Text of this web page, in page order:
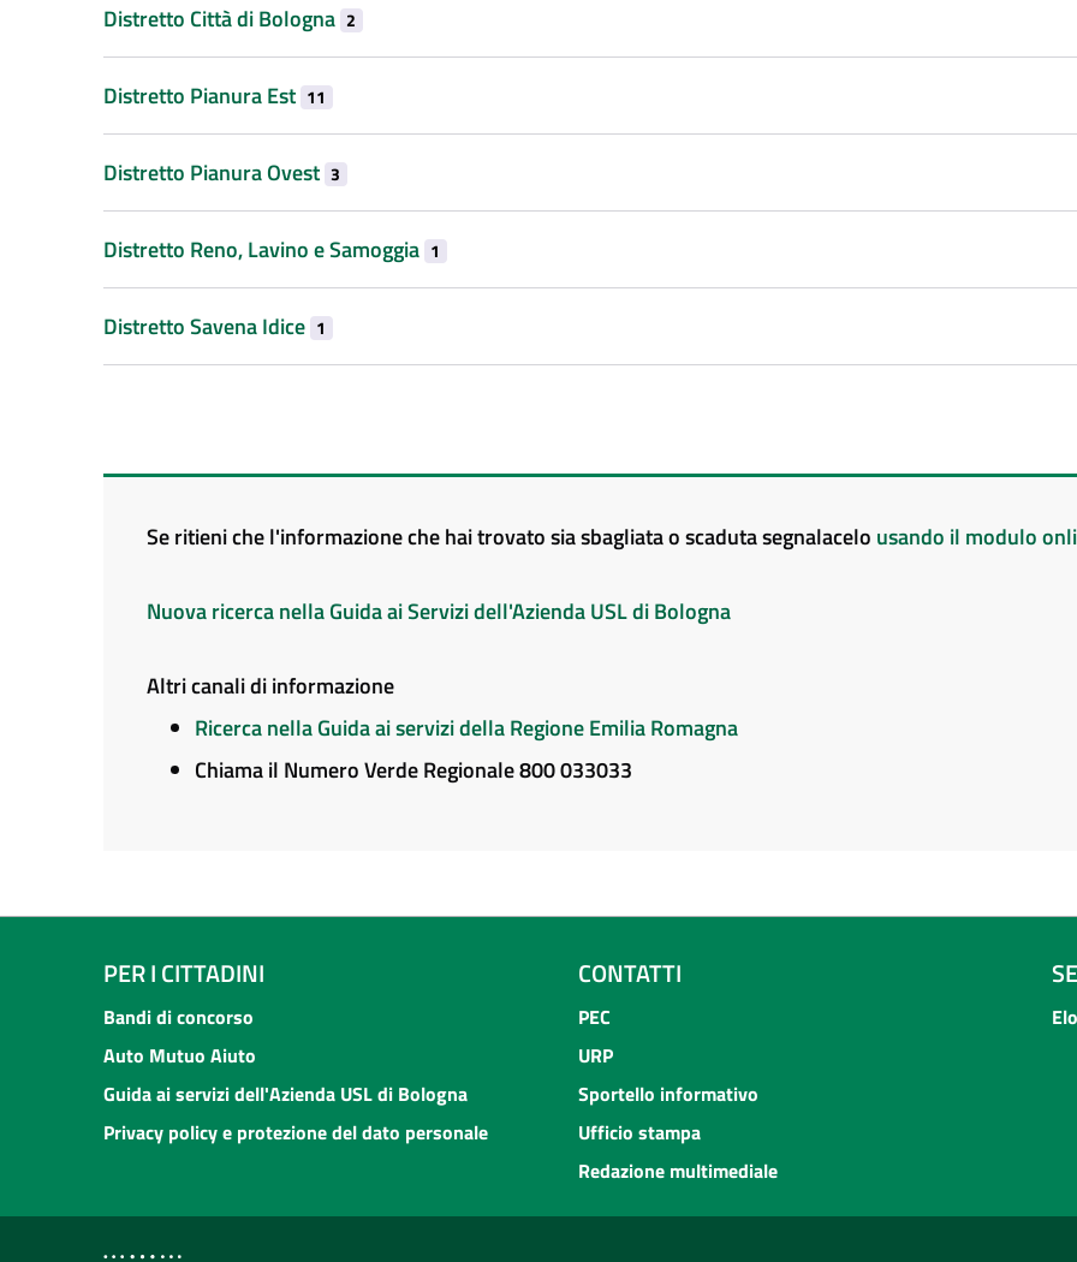
Distretto Città di Bologna 2
Distretto Pianura Est 11
Distretto Pianura Ovest 3
Distretto Reno, Lavino e Samoggia 1
Distretto Savena Idice 1
Se ritieni che l'informazione che hai trovato sia sbagliata o scaduta segnalacelo usando il modulo
Nuova ricerca nella Guida ai Servizi dell'Azienda USL di Bologna
Altri canali di informazione
Ricerca nella Guida ai servizi della Regione Emilia Romagna
Chiama il Numero Verde Regionale 800 033033
PER I CITTADINI
Bandi di concorso
Auto Mutuo Aiuto
Guida ai servizi dell'Azienda USL di Bologna
Privacy policy e protezione del dato personale
CONTATTI
PEC
URP
Sportello informativo
Ufficio stampa
Redazione multimediale